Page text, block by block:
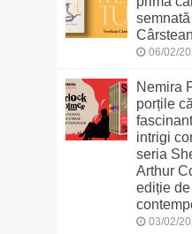
Cârstean
06/02/
Nemira
porțile
intrigi
seria
Arthur
ediție
03/02/